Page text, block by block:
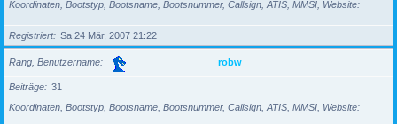
Koordinaten, Bootstyp, Bootsname, Bootsnummer, Callsign, ATIS, MMSI, Website
Registriert Sa 24 Mär, 2007 21:22
Rang, Benutzername robw
Beiträge
31
Koordinaten, Bootstyp, Bootsname, Bootsnummer, Callsign, ATIS, MMSI, Website